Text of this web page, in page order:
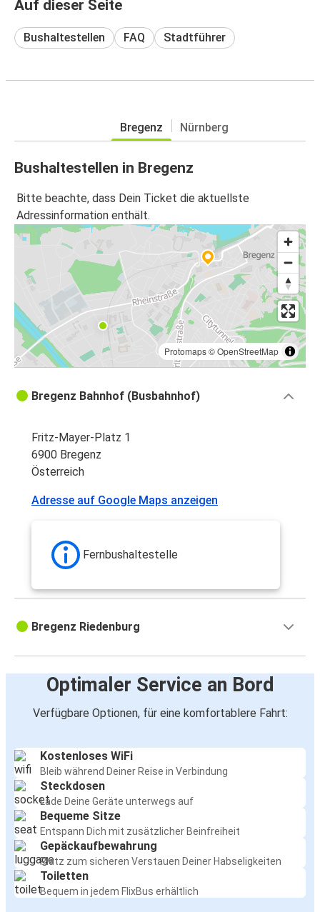
Auf dieser Seite
Bushaltestellen FAQ Stadtführer
Bregenz Nürnberg
Bushaltestellen in Bregenz
Bitte beachte, dass Dein Ticket die aktuellste
Adressinformation enthält.
Protomaps©OpenStreetMap
Bregenz Bahnhof (Busbahnhof)
Fritz-Mayer-Platz 1
6900 Bregenz
Österreich
Adresse auf Google Maps anzeigen
Fernbushaltestelle
Bregenz Riedenburg
Optimaler Service an Bord
Verfügbare Optionen, für eine komfortablere Fahrt:
Kostenloses WiFi
Bleib während Deiner Reise in Verbindung
Steckdosen
Lade Deine Geräte unterwegs auf
Bequeme Sitze
Entspann Dich mit zusätzlicher Beinfreiheit
Gepäckaufbewahrung
Platz zum sicheren Verstauen Deiner Habseligkeiten
Toiletten
Bequem in jedem FlixBus erhältlich